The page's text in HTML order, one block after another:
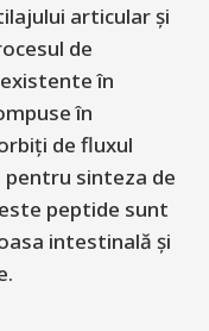
articular și
de
în
în
de fluxul
pentru sinteza de
peptide sunt
intestinală și